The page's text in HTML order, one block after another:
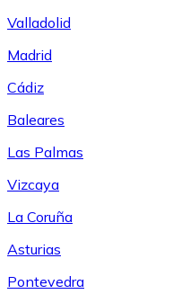
Valladolid
Madrid
Cádiz
Baleares
Las Palmas
Vizcaya
La Coruña
Asturias
Pontevedra